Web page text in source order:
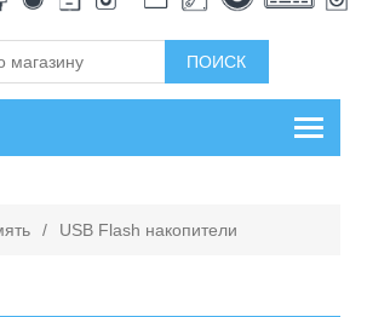
/ USB Flash накопители